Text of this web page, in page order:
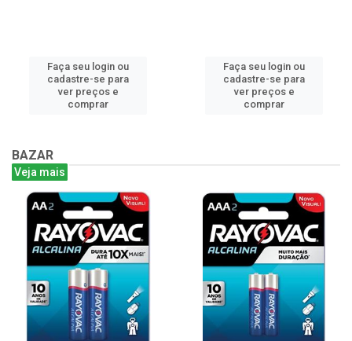
Faça seu login ou
cadastre-se para
ver preços e
comprar
Faça seu login ou
cadastre-se para
ver preços e
comprar
BAZAR
Veja mais